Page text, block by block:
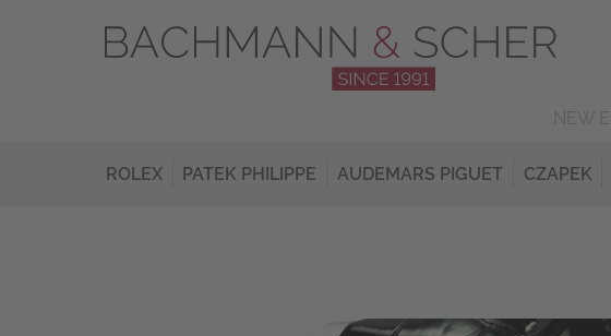
ROLEX PATEK PHILIPPE AUDEMARS PIGUET CZAPEK